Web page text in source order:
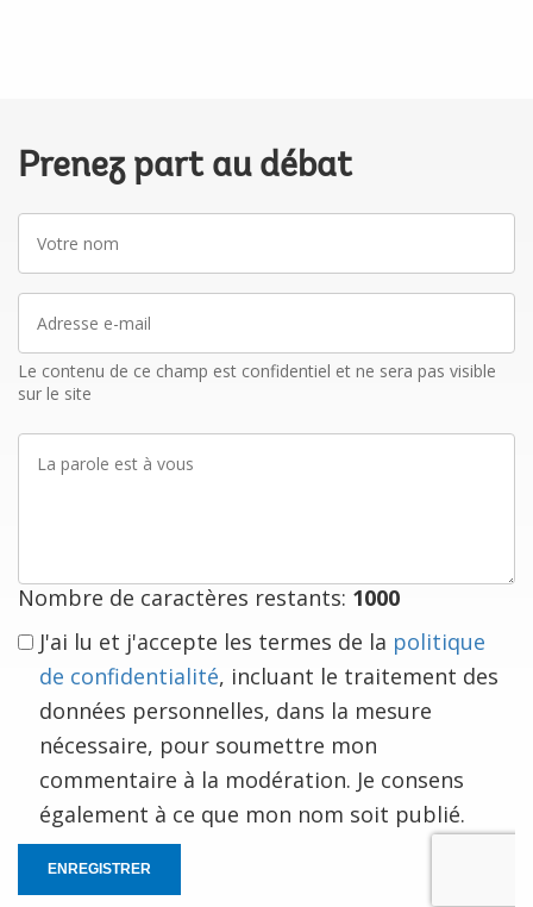
Prenez part au débat
nom
mail
Le contenu de ce champ est confidentiel et ne sera pas visible
sur le site
parole
Nombre de caractères restants: 1000
J'ai lu et j'accepte les termes de la politique
de confidentialité, incluant le traitement des
données personnelles, dans la mesure
nécessaire, pour soumettre mon
commentaire à la modération. Je consens
également à ce que mon nom soit publié.
ENREGISTRER